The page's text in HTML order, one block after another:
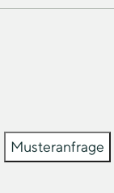
Musteranfrage